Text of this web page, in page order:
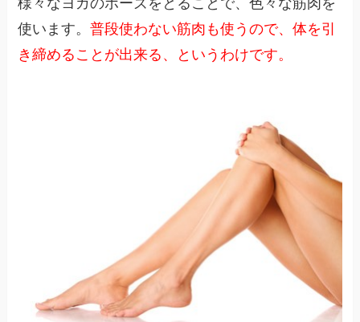
様々なヨガのポーズをとることで、色々な筋肉を
使います。普段使わない筋肉も使うので、体を引
き締めることが出来る、というわけです。